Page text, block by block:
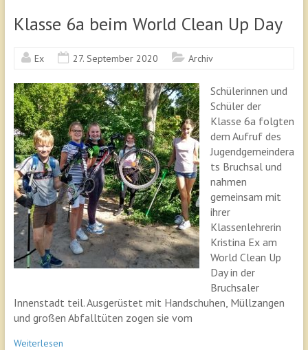
Klasse 6a beim World Clean Up Day
Ex 27. September 2020 Archiv
Schülerinnen und
Schüler der
Klasse 6a folgten
dem Aufruf des
Jugendgemeindera
ts Bruchsal und
nahmen
gemeinsam mit
ihrer
Klassenlehrerin
Kristina Ex am
World Clean Up
Day in der
Bruchsaler
Innenstadt teil. Ausgerüstet mit Handschuhen, Müllzangen
und großen Abfalltüten zogen sie vom
Weiterlesen